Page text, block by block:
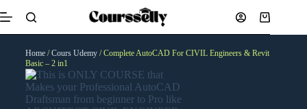
Home/Cours Udemy/ Complete AutoCAD For CIVIL Engineers & Revit
Basic – 2 in1